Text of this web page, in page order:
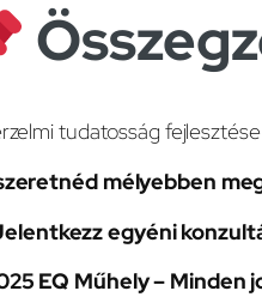
tudatosság
mélyebben
egyéni
EQ Műhely – Minden